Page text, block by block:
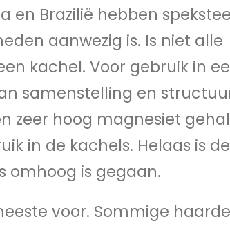
en Brazilië hebben
aanwezig is. Is niet alle
kachel. Voor gebruik in
samenstelling en
zeer hoog magnesiet
in de kachels. Helaas is
omhoog is gegaan.
voor. Sommige